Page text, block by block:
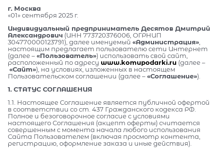
г. Москва
«01» сентября 2025 г.
Индивидуальный предприниматель Десятов Дмитрий
Александрович (ИНН 773720376006, ОГРНИП
304770000123791), далее именуемый «Администрация»,
настоящим предлагает пользователю сети Интернет
(далее –«Пользователь») использовать свой сайт,
расположенный по адресу www.komupodarki.ru (далее –
«Сайт»), на условиях, изложенных в настоящем
Пользовательском соглашении (далее –«Соглашение»).
1. СТАТУС СОГЛАШЕНИЯ
1.1. Настоящее Соглашение является публичной офертой
в соответствии со ст. 437 Гражданского кодекса РФ.
Полное и безоговорочное согласие с условиями
настоящего Соглашения (акцепт оферты) считается
совершенным с момента начала любого использования
Сайта Пользователем (включая просмотр контента,
регистрацию, оформление заказа и иные действия).